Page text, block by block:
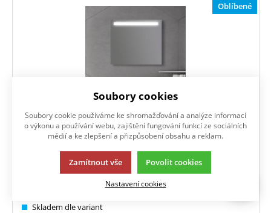
Oblíbené
LUNA LED
Skladem dle variant
Soubory cookies
Soubory cookie používáme ke shromažďování a analýze informací
o výkonu a používání webu, zajištění fungování funkcí ze sociálních
médií a ke zlepšení a přizpůsobení obsahu a reklam.
Zamítnout vše Povolit cookies
Nastavení cookies